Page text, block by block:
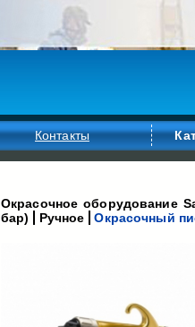
Контакты
Окрасочное оборудование
бар)
Ручное Окрасочный